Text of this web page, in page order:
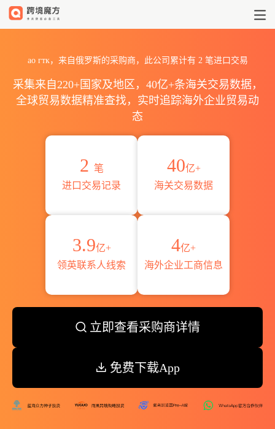
ао гтк，来自俄罗斯的采购商，此公司累计有 2笔进口交易
采集来自220+国家及地区，40亿+条海关交易数据，
全球贸易数据精准查找，实时追踪海外企业贸易动
态
2 笔
进口交易记录
40亿+
海关交易数据
3.9亿+
领英联系人线索
4亿+
海外企业工商信息
立即查看采购商详情
免费下载App